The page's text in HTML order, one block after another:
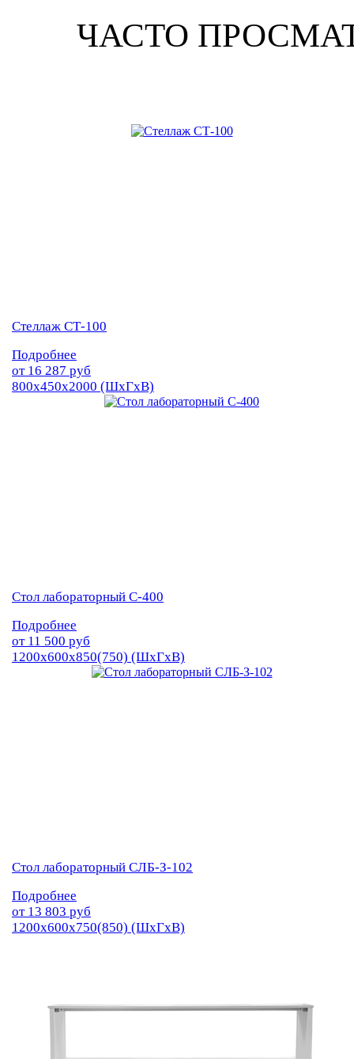
ЧАСТО
Стеллаж СТ-100
Подробнее
от 16 287 руб
800х450х2000 (ШхГхВ)
Стол лабораторный С-400
Подробнее
от 11 500 руб
1200х600х850(750) (ШхГхВ)
Стол лабораторный СЛБ-З-102
Подробнее
от 13 803 руб
1200х600х750(850) (ШхГхВ)